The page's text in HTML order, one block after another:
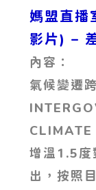
媽盟直
影片)–
內容：
氣候變遷
CLIMATE
增溫1.5度
出，按照